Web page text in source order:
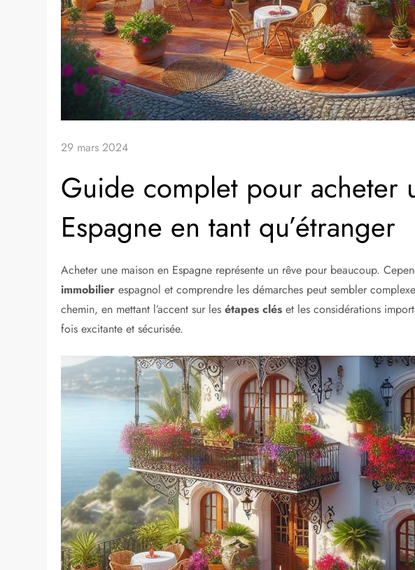
29 mars 2024
Guide complet pour acheter
Espagne en tant qu’étranger
Acheter une maison en Espagne représente un rêve pour beaucoup.
immobilier espagnol et comprendre les démarches peut sembler
chemin, en mettant l’accent sur lesétapes clés et les considérations
fois excitante et sécurisée.